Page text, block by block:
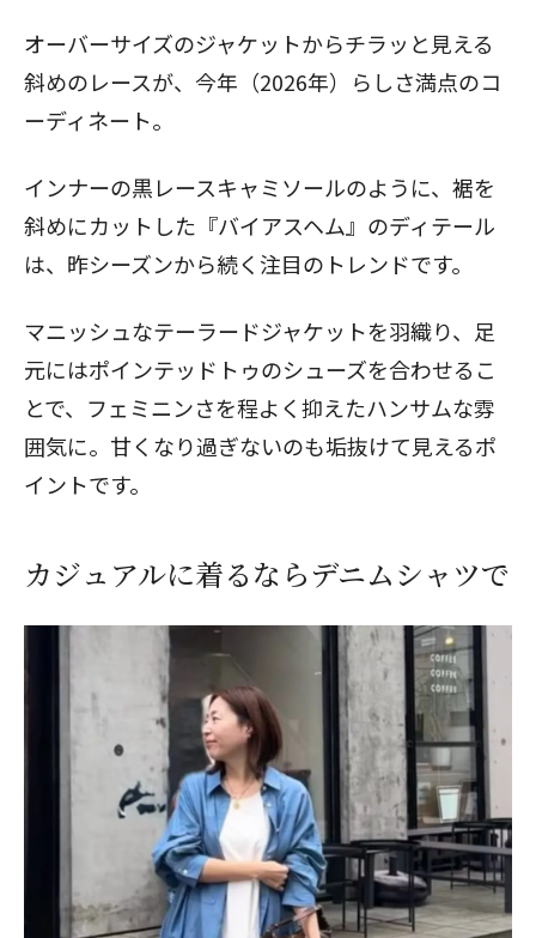
オーバーサイズのジャケットからチラッと見える
斜めのレースが、今年（2026年）らしさ満点のコ
ーディネート。
インナーの黒レースキャミソールのように、裾を
斜めにカットした『バイアスヘム』のディテール
は、昨シーズンから続く注目のトレンドです。
マニッシュなテーラードジャケットを羽織り、足
元にはポインテッドトゥのシューズを合わせるこ
とで、フェミニンさを程よく抑えたハンサムな雰
囲気に。甘くなり過ぎないのも垢抜けて見えるポ
イントです。
カジュアルに着るならデニムシャツで